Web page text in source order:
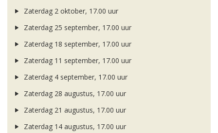
Zaterdag 2 oktober, 17.00 uur
Zaterdag 25 september, 17.00 uur
Zaterdag 18 september, 17.00 uur
Zaterdag 11 september, 17.00 uur
Zaterdag 4 september, 17.00 uur
Zaterdag 28 augustus, 17.00 uur
Zaterdag 21 augustus, 17.00 uur
Zaterdag 14 augustus, 17.00 uur